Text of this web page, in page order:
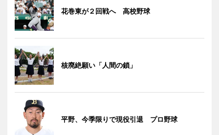
花巻東が２回戦へ 高校野球
核廃絶願い「人間の鎖」
平野、今季限りで現役引退 プロ野球